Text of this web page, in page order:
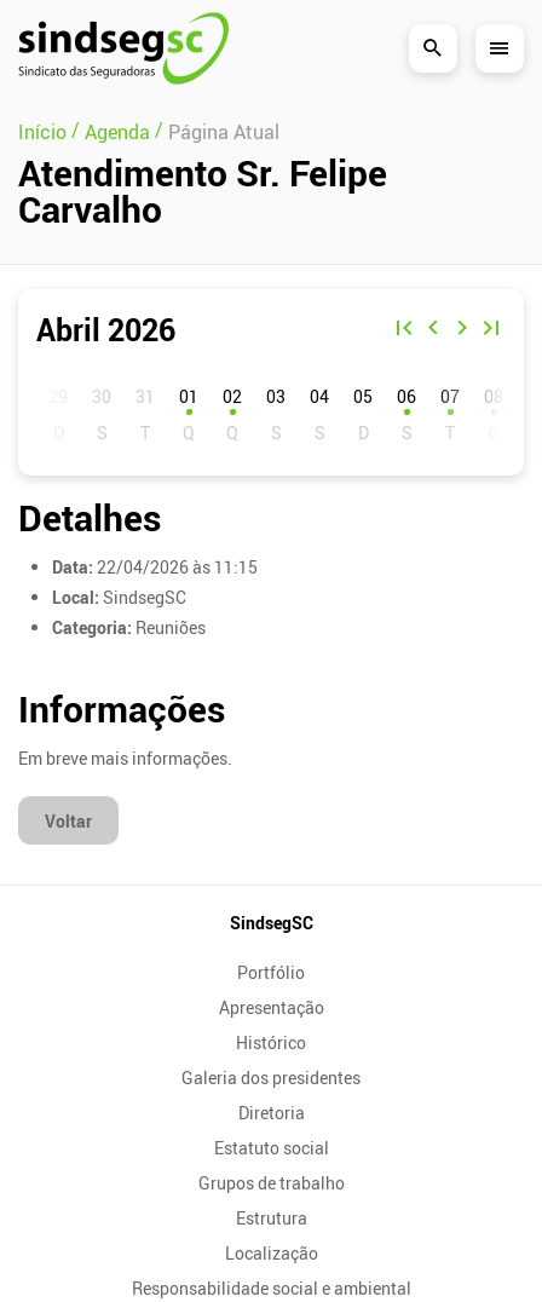
Pular Navegação (s)
Início/ Agenda / Página Atual
Atendimento Sr. Felipe
Carvalho
Abril 2026
01 02 03 04 05 06 07 08
Detalhes
Data: 22/04/2026 às 11:15
Local: SindsegSC
Categoria: Reuniões
Informações
Em breve mais informações.
Voltar
SindsegSC
Portfólio
Apresentação
Histórico
Galeria dos presidentes
Diretoria
Estatuto social
Grupos de trabalho
Estrutura
Localização
Responsabilidade social e ambiental